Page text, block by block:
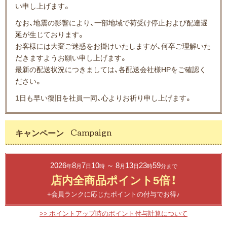
い申し上げます。
なお、地震の影響により、一部地域で荷受け停止および配達遅
延が生じております。
お客様には大変ご迷惑をお掛けいたしますが、何卒ご理解いた
だきますようお願い申し上げます。
最新の配送状況につきましては、各配送会社様HPをご確認く
ださい。
1日も早い復旧を社員一同、心よりお祈り申し上げます。
キャンペーン
2026年8月7日10時～ 8月13日23時59分まで
店内全商品ポイント5倍！
+会員ランクに応じたポイントの付与でお得♪
>> ポイントアップ時のポイント付与計算について